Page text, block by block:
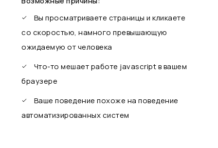
Вы просматриваете страницы и кликаете
со скоростью, намного превышающую
ожидаемую от человека
Что-то мешает работе javascript в вашем
браузере
Ваше поведение похоже на поведение
автоматизированных систем